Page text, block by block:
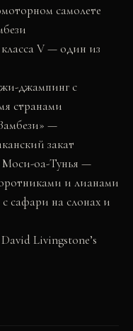
самолете
V — один из
джампинг с
странами
—
закат
Моси-оа-Тунья —
и лианами
сафари на слонах и
Livingstone’s